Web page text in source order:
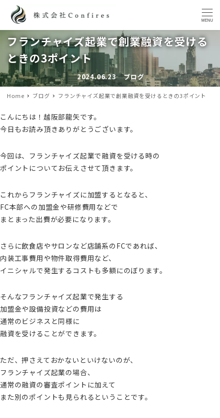
MENU
フランチャイズ起業で創業融資を受ける
ときの3ポイント
投稿日
2024.06.23
カテゴリー
ブログ
Home ブログ フランチャイズ起業で創業融資を受けるときの3ポイント
こんにちは！越阪部龍矢です。
今日もお読み頂きありがとうございます。
今回は、フランチャイズ起業で融資を受ける時の
ポイントについてお伝えさせて頂きます。
これからフランチャイズに加盟するとなると、
FC本部への加盟金や研修費用などで
まとまった出費が必要になります。
さらに飲食店やサロンなど店舗系のFCであれば、
内装工事費用や物件取得費用など、
イニシャルで発生するコストも多額にのぼります。
そんなフランチャイズ起業で発生する
加盟金や設備投資などの費用は
通常のビジネスと同様に
融資を受けることができます。
ただ、押さえておかないといけないのが、
フランチャイズ起業の場合、
通常の融資の審査ポイントに加えて
また別のポイントも見られるということです。